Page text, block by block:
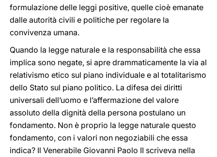
formulazione delle leggi positive, quelle cioè emanate
dalle autorità civili e politiche per regolare la
convivenza umana.
Quando la legge naturale e la responsabilità che essa
implica sono negate, si apre drammaticamente la via al
relativismo etico sul piano individuale e al totalitarismo
dello Stato sul piano politico. La difesa dei diritti
universali dell’uomo e l’affermazione del valore
assoluto della dignità della persona postulano un
fondamento. Non è proprio la legge naturale questo
fondamento, con i valori non negoziabili che essa
indica? Il Venerabile Giovanni Paolo II scriveva nella